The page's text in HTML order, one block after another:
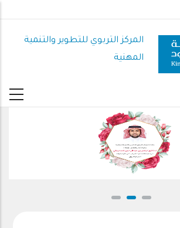
المركز التربوي للتطوير والتنمية
المهنية
شكر جهود المشرف السابق على المركز التربوي